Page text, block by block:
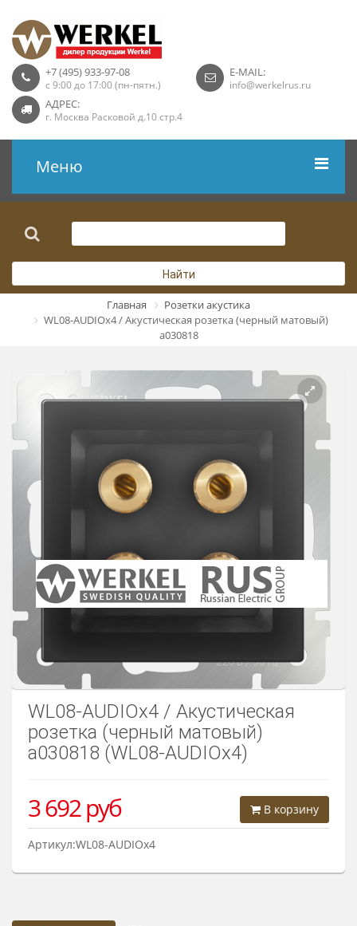
+7 (495) 933-97-08
с 9:00 до 17:00 (пн-пятн.)
E-MAIL:
info@werkelrus.ru
АДРЕС:
г. Москва Расковой д.10 стр.4
Меню
Розетки USB
Розетки ТВ
Розетки акустика
Светорегуляторы
Розетки Интернет
Найти
Главная
Розетки акустика
WL08-AUDIOx4 / Акустическая розетка (черный матовый)
a030818
WL08-AUDIOx4 / Акустическая
розетка (черный матовый)
a030818 (WL08-AUDIOx4)
В корзину
3 692руб
Артикул:WL08-AUDIOx4